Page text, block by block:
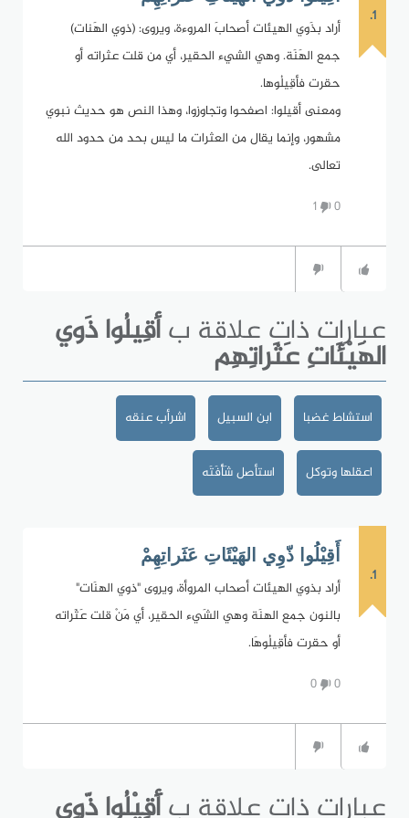
1.
أراد بذَوي الهيئات أصحابَ المروءة، ويروى: (ذوي الهَنات)
جمع الهَنَة. وهي الشيء الحقير، أي من قلت عثراته أو
حقرت فأقِيلُوها.
ومعنى أقيلوا: اصفحوا وتجاوزوا، وهذا النص هو حديث نبوي
مشهور، وإنما يقال من العثرات ما ليس بحد من حدود الله
تعالى.
0
1
عبارات ذات علاقة بأقِيلُوا ذَوي
الهَيْئَاتِ عَثَراتِهِم
استشاط غضبا ابن السبيل اشرأب عنقه
اعقلها وتوكل استأصل شَأْفَتَه
1.
أَقِيْلُوا ذّوِي الهَيْئَاتِ عَثَراتِهِمْ
أراد بذوي الهيئات أصحاب المروأة، ويروى "ذوي الهنَات"
بالنون جمع الهنَة وهي الشَيء الحقير، أي مَنْ قلت عَثَراته
أو حقرت فأقِيلُوهَا.
0
0